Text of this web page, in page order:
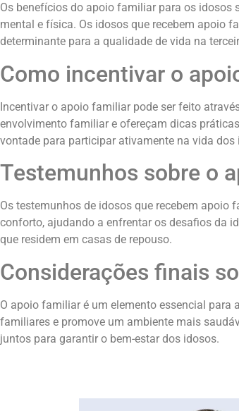
Os benefícios do apoio familiar para os idosos
mental e física. Os idosos que recebem apoio
determinante para a qualidade de vida na
Como incentivar o
Incentivar o apoio familiar pode ser feito
envolvimento familiar e ofereçam dicas
vontade para participar ativamente na vida dos
Testemunhos sobre o
Os testemunhos de idosos que recebem
conforto, ajudando a enfrentar os desafios da
que residem em casas de repouso.
Considerações finais
O apoio familiar é um elemento essencial para
familiares e promove um ambiente mais
juntos para garantir o bem-estar dos idosos.